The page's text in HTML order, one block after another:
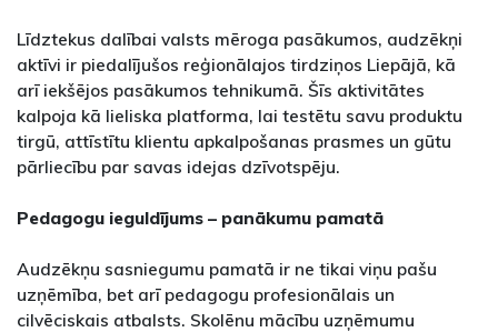
Līdztekus dalībai valsts mēroga pasākumos, audzēkņi
aktīvi ir piedalījušos reģionālajos tirdziņos Liepājā, kā
arī iekšējos pasākumos tehnikumā. Šīs aktivitātes
kalpoja kā lieliska platforma, lai testētu savu produktu
tirgū, attīstītu klientu apkalpošanas prasmes un gūtu
pārliecību par savas idejas dzīvotspēju.
Pedagogu ieguldījums – panākumu pamatā
Audzēkņu sasniegumu pamatā ir ne tikai viņu pašu
uzņēmība, bet arī pedagogu profesionālais un
cilvēciskais atbalsts. Skolēnu mācību uzņēmumu